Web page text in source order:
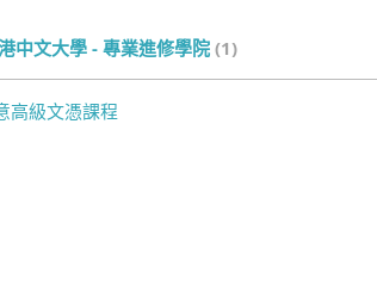
中文大學 - 專業進修學院 (1)
高級文憑課程